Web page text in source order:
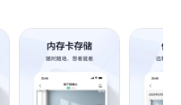
办公室等场所的实时
办公，随时护家安全，
精彩生活。